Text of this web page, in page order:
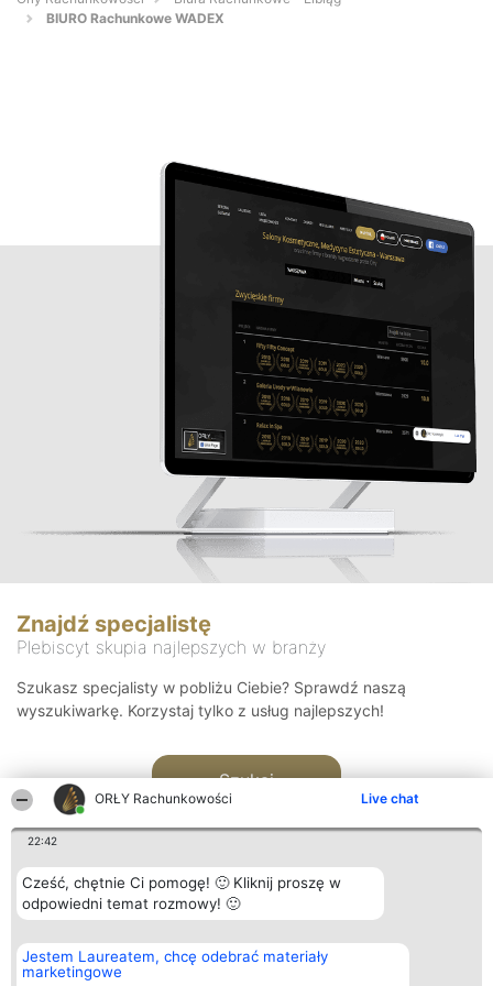
ORŁY Rachunkowości Live chat
22:42
Cześć, chętnie Ci pomogę! 🙂 Kliknij proszę w
odpowiedni temat rozmowy! 🙂
Jestem Laureatem, chcę odebrać materiały
marketingowe
BIURO Rachunkowe WADEX
Znajdź specjalistę
Plebiscyt skupia najlepszych w branży
Szukasz specjalisty w pobliżu Ciebie? Sprawdź naszą
wyszukiwarkę. Korzystaj tylko z usług najlepszych!
Szukaj
Organizator plebiscytu
Bright Side Solutions sp. z o.
o. sp. k.
Plebiscyt
Laureaci
Kontakt
Kontakt